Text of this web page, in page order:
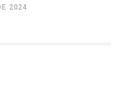
2024